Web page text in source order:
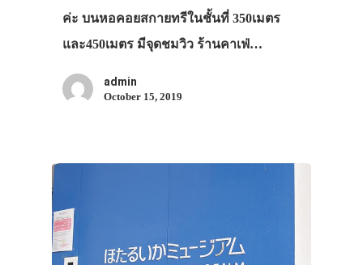
ค่ะ บนหอคอยสกายทรีในชั้นที่ 350เมตร
และ450เมตร มีจุดชมวิว ร้านคาเฟ่…
admin
October 15, 2019